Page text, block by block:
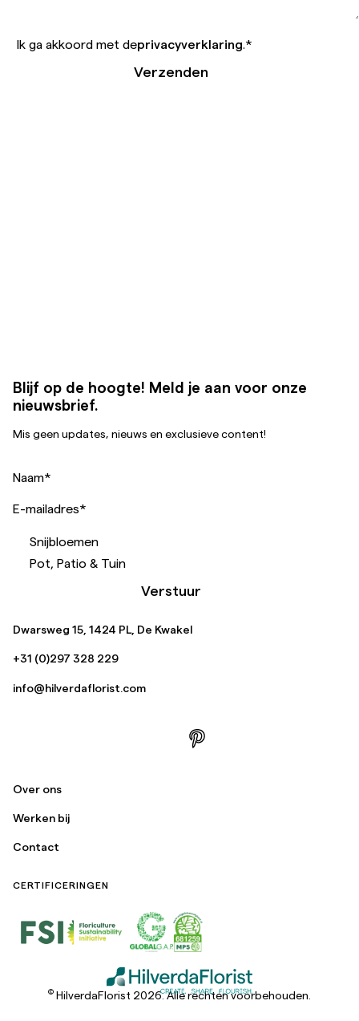
Ik ga akkoord met deprivacyverklaring.*
Verzenden
Blijf op de hoogte! Meld je aan voor onze
nieuwsbrief.
Mis geen updates, nieuws en exclusieve content!
Naam*
E-mailadres*
Snijbloemen
Pot, Patio & Tuin
Verstuur
Dwarsweg 15, 1424 PL, De Kwakel
+31 (0)297 328 229
info@hilverdaflorist.com
Over ons
Werken bij
Contact
CERTIFICERINGEN
© HilverdaFlorist 2026. Alle rechten voorbehouden.